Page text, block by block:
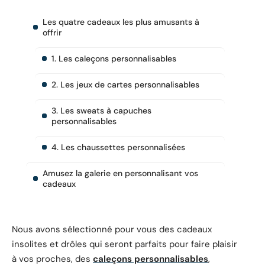
Les quatre cadeaux les plus amusants à
offrir
1. Les caleçons personnalisables
2. Les jeux de cartes personnalisables
3. Les sweats à capuches
personnalisables
4. Les chaussettes personnalisées
Amusez la galerie en personnalisant vos
cadeaux
Nous avons sélectionné pour vous des cadeaux
insolites et drôles qui seront parfaits pour faire plaisir
à vos proches, des caleçons personnalisables,